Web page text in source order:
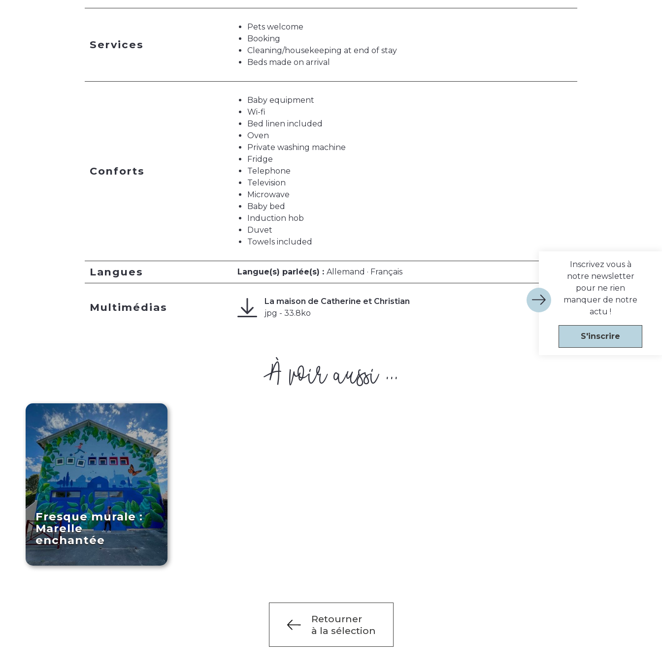
Services
Pets welcome
Booking
Cleaning/housekeeping at end of stay
Beds made on arrival
Conforts
Baby equipment
Wi-fi
Bed linen included
Oven
Private washing machine
Fridge
Telephone
Television
Microwave
Baby bed
Induction hob
Duvet
Towels included
Langues Langue(s) parlée(s) : Allemand · Français
Multimédias
La maison de Catherine et Christian
jpg - 33.8ko
À voir aussi ...
Fresque murale :
Marelle
enchantée
Retourner
à la sélection
Inscrivez vous à
notre newsletter
pour ne rien
manquer de notre
actu !
S'inscrire